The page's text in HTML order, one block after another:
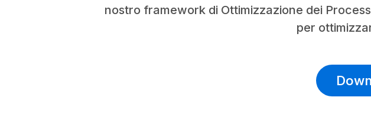
nostro framework di Ottimizzazione dei
per